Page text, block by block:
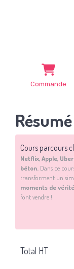
Commande
Cours parcours
Netflix, Apple,
béton. Dans ce
transforment un
moments de vérité
font vendre !
Total HT